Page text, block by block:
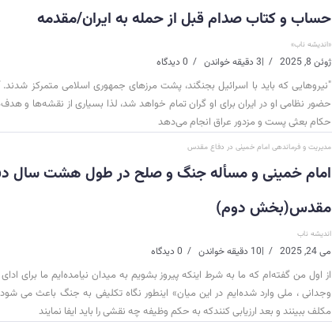
حساب و کتاب صدام قبل از حمله به ایران/مقدمه
«اندیشه ناب»
ژوئن 8, 2025 |3 دقیقه خواندن 0 دیدگاه
"نیروهایی که باید با اسرائیل بجنگند، پشت مرزهای جمهوری اسلامی متمرکز
حضور نظامی او در ایران برای او گران تمام خواهد شد، لذا بسیاری از نقشه‌ها و
حکام بعثی پست و مزدور عراق انجام می‌دهد
مدیریت و فرماندهی امام خمینی در دفاع مقدس
امام خمينی و مسأله جنگ و صلح در طول هشت سال
مقدس(بخش دوم)
اندیشه ناب
می 24, 2025 |10 دقیقه خواندن 0 دیدگاه
از اول من گفته‌ام كه ما به شرط اینكه پیروز بشویم به میدان نیامده‌ایم ما برای
وجدانی ، ملی وارد شده‌ایم در این میان» اینطور نگاه تكلیفی به جنگ باعث می
مكلف ببینند و بعد ارزیابی كنندكه به حكم وظیفه چه نقشی را باید ایفا نمایند